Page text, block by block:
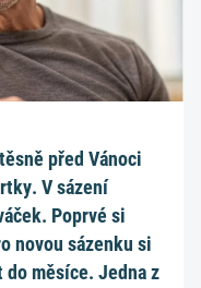
před Vánoci
V sázení
Poprvé si
novou sázenku si
měsíce. Jedna z